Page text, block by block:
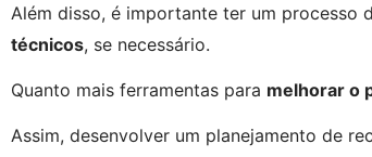
Além disso, é importante ter um processo
técnicos, se necessário.
Quanto mais ferramentas para melhorar o
Assim, desenvolver um planejamento de